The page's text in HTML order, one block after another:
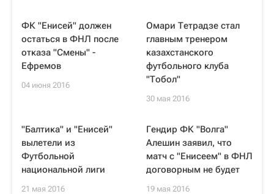
ФК "Енисей" должен
остаться в ФНЛ после
отказа "Смены" -
Ефремов
04 июня 2016
Омари Тетрадзе стал
главным тренером
казахстанского
футбольного клуба
"Тобол"
30 мая 2016
"Балтика" и "Енисей"
вылетели из
Футбольной
национальной лиги
21 мая 2016
Гендир ФК "Волга"
Алешин заявил, что
матч с "Енисеем" в ФНЛ
договорным не будет
19 мая 2016